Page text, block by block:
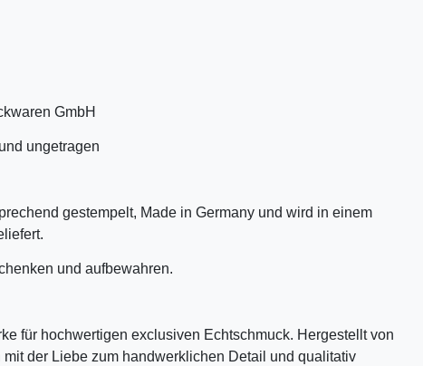
GmbH
ungetragen
gestempelt, Made in Germany und wird in einem
und aufbewahren.
für hochwertigen exclusiven Echtschmuck. Hergestellt von
der Liebe zum handwerklichen Detail und qualitativ